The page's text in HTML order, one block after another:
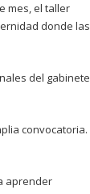
mes, el taller
donde las
del gabinete
convocatoria.
aprender